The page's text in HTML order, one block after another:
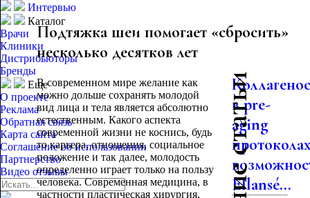
Интервью
Каталог
Врачи
Клиники
Дистрибьюторы
Бренды
Еще
О проекте
Реклама
Обратная связь
Карта сайта
Соглашение об использовании
Партнерство
Видео отзывы
Подтяжка шеи помогает «сбросить»
несколько десятков лет
В современном мире желание как
можно дольше сохранять молодой
вид лица и тела является абсолютно
естественным. Какого аспекта
современной жизни не коснись, будь
то карьера, отношения, социальное
положение и так далее, молодость
определенно играет только на пользу
человека. Современная медицина, в
частности пластическая хирургия,
в pre-
aging
Ellansé...